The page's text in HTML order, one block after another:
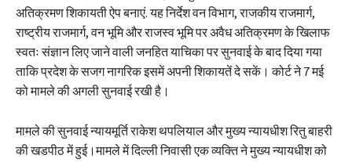
अतिक्रमण शिकायती ऐप बनाएं. यह निर्देश वन विभाग, राजकीय राजमार्ग,
राष्ट्रीय राजमार्ग, वन भूमि और राजस्व भूमि पर अवैध अतिक्रमण के खिलाफ
स्वतः संज्ञान लिए जाने वाली जनहित याचिका पर सुनवाई के बाद दिया गया
ताकि प्रदेश के सजग नागरिक इसमें अपनी शिकायतें दे सकें। कोर्ट ने 7 मई
को मामले की अगली सुनवाई रखी है।
मामले की सुनवाई न्यायमूर्ति राकेश थपलियाल और मुख्य न्यायधीश रितु बाहरी
की खडपीठ में हुई।मामले में दिल्ली निवासी एक व्यक्ति ने मुख्य न्यायधीश को